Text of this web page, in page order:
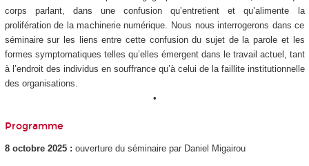
corps parlant, dans une confusion qu’entretient et qu’alimente la
prolifération de la machinerie numérique. Nous nous interrogerons dans ce
séminaire sur les liens entre cette confusion du sujet de la parole et les
formes symptomatiques telles qu’elles émergent dans le travail actuel, tant
à l’endroit des individus en souffrance qu’à celui de la faillite institutionnelle
des organisations.
•
Programme
8 octobre 2025 : ouverture du séminaire par Daniel Migairou